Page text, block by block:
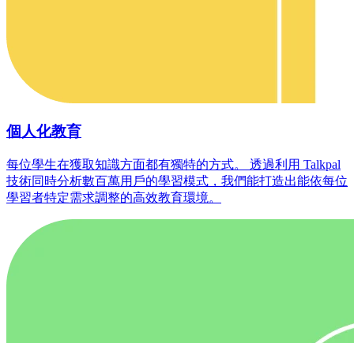
個人化教育
每位學生在獲取知識方面都有獨特的方式。 透過利用 Talkpal
技術同時分析數百萬用戶的學習模式，我們能打造出能依每位
學習者特定需求調整的高效教育環境。